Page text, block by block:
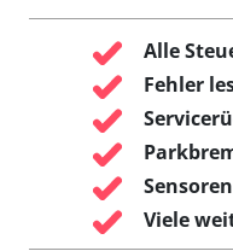
Alle
Fehler
Viele